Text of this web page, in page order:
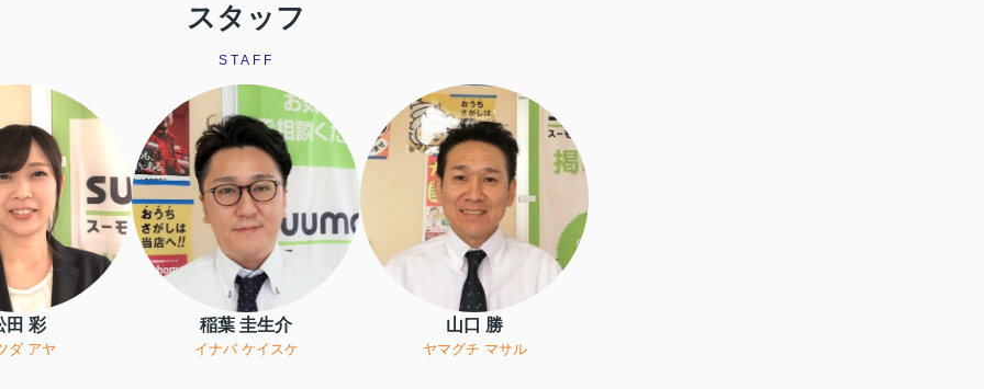
スタッフ
STAFF
田 彩
ダ アヤ
稲葉 圭生介
イナバ ケイスケ
山口 勝
ヤマグチ マサル